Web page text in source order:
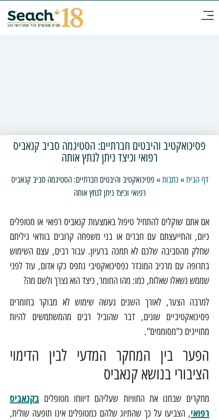
פסיכואקטיב והיבטים חברתיים: הסטיגמה סביב קנאביס
רפואי וכיצד ניתן לנתץ אותה
דף הבית»כתבות»פסיכואקטיב והיבטים חברתיים: הסטיגמה סביב קנאביס
רפואי וכיצד ניתן לנתץ אותה
אם אתם שוקלים להתחיל טיפול באמצעות קנאביס רפואי או מטופלים
כיום, והתייעצתם עם חברים או בני משפחה קרובים בוודאי גיליתם
שחלק מהסביבה שלכם לא תמכה ברעיון. עבור רבים, עצם השימוש
בתרופה עם מרכיב המוגדר כפסיכואקטיבי נתפס כקו אדום, עוד לפני
שממש נשאלו שאלות, כמו: מהו החומר, כיצד הוא נצרך ולשם מה?
למרבה הצער, לאורך השנים נעשה שימוש לא מבוקר בחומרים
פסיכואקטיביים שונים, דבר שהוביל רבים מהמשתמשים להיות
מתוייגים כ"מסוממים".
הפער בין המחקר המדעי לבין הדימוי
הציבורי בנושא קנאביס
מחקרים שבחנו את החוויות שעליהם דיווחו מטופלים בקנאביס
רפואי, הצביעו על כך שהתיוג שלהם כמטופלים אינו תופעה שולית,